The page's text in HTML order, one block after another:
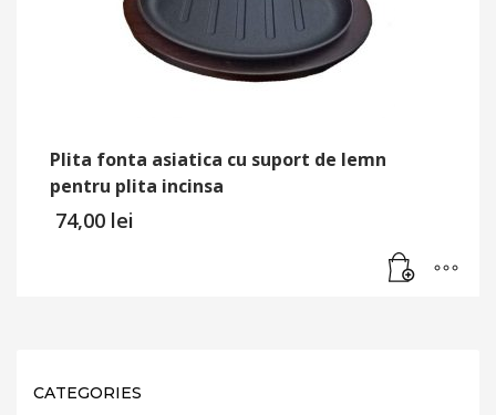
Plita fonta asiatica cu suport de lemn
pentru plita incinsa
74,00 lei
CATEGORIES